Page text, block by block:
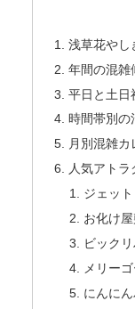
浅草花やし
年間の混雑
平日と土日
時間帯別の
月別混雑カ
人気アト
ジェッ
お化け屋
ビック
メリー
にんに